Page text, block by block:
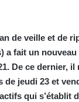
de veille et de
a fait un
De ce dernier,
de jeudi 23 et
qui s’établit